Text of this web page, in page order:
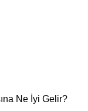
Ne İyi Gelir?